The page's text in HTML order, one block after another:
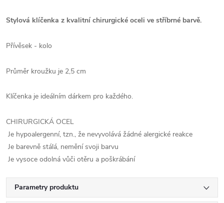
Stylová klíčenka z kvalitní chirurgické oceli ve stříbrné barvě.
Přívěsek - kolo
Průměr kroužku je 2,5 cm
Klíčenka je ideálním dárkem pro každého.
CHIRURGICKÁ OCEL
Je hypoalergenní, tzn., že nevyvolává žádné alergické reakce
Je barevně stálá, nemění svoji barvu
Je vysoce odolná vůči otěru a poškrábání
Parametry produktu